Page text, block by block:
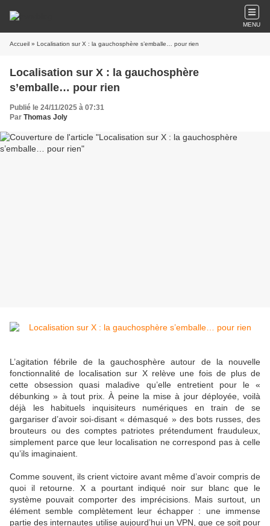
MENU
Accueil » Localisation sur X : la gauchosphère s’emballe… pour rien
Localisation sur X : la gauchosphère
s’emballe… pour rien
Publié le 24/11/2025 à 07:31
Par Thomas Joly
L’agitation fébrile de la gauchosphère autour de la nouvelle
fonctionnalité de localisation sur X relève une fois de plus de
cette obsession quasi maladive qu’elle entretient pour le «
débunking » à tout prix. À peine la mise à jour déployée, voilà
déjà les habituels inquisiteurs numériques en train de se
gargariser d’avoir soi-disant « démasqué » des bots russes, des
brouteurs ou des comptes patriotes prétendument frauduleux,
simplement parce que leur localisation ne correspond pas à celle
qu’ils imaginaient.
Comme souvent, ils crient victoire avant même d’avoir compris de
quoi il retourne. X a pourtant indiqué noir sur blanc que le
système pouvait comporter des imprécisions. Mais surtout, un
élément semble complètement leur échapper : une immense
partie des internautes utilise aujourd’hui un VPN, que ce soit pour